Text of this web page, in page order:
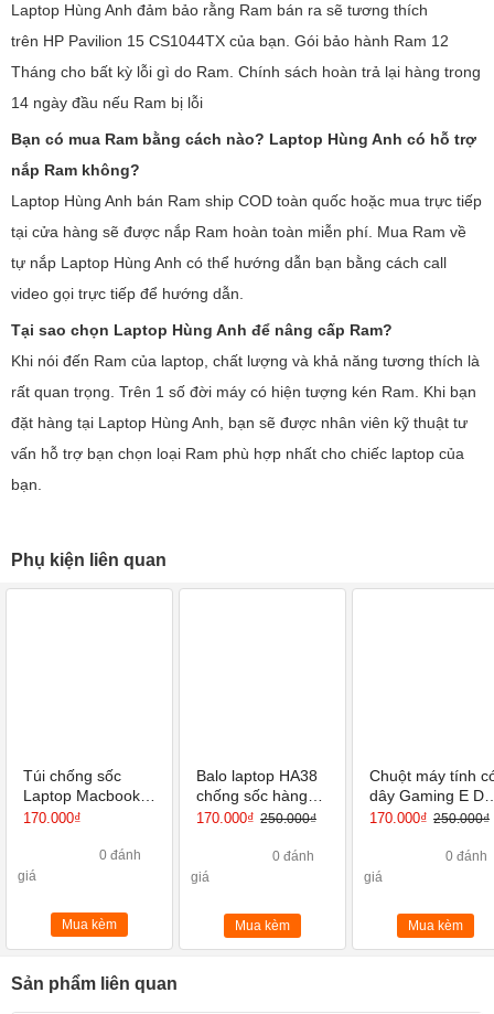
Laptop Hùng Anh đảm bảo rằng Ram bán ra sẽ tương thích
trên HP Pavilion 15 CS1044TX của bạn. Gói bảo hành Ram 12
Tháng cho bất kỳ lỗi gì do Ram. Chính sách hoàn trả lại hàng trong
14 ngày đầu nếu Ram bị lỗi
Bạn có mua Ram bằng cách nào? Laptop Hùng Anh có hỗ trợ
nắp Ram không?
Laptop Hùng Anh bán Ram ship COD toàn quốc hoặc mua trực tiếp
tại cửa hàng sẽ được nắp Ram hoàn toàn miễn phí. Mua Ram về
tự nắp Laptop Hùng Anh có thể hướng dẫn bạn bằng cách call
video gọi trực tiếp để hướng dẫn.
Tại sao chọn Laptop Hùng Anh để nâng cấp Ram?
Khi nói đến Ram của laptop, chất lượng và khả năng tương thích là
rất quan trọng. Trên 1 số đời máy có hiện tượng kén Ram. Khi bạn
đặt hàng tại Laptop Hùng Anh, bạn sẽ được nhân viên kỹ thuật tư
vấn hỗ trợ bạn chọn loại Ram phù hợp nhất cho chiếc laptop của
bạn.
Phụ kiện liên quan
Túi chống sốc
Laptop Macbook
Air, Macbook Pro,
BUBM siêu mỏng
nhẹ
170.000₫
0 đánh
giá
Mua kèm
Balo laptop HA38
chống sốc hàng
Việt Nam chất
170.000₫ 250.000₫
0 đánh
giá
Mua kèm
Chuột máy tính
dây Gaming E
EM6102 ( 6 nút, 7
170.000₫ 250.000₫
0 đánh
giá
Mua kèm
Sản phẩm liên quan